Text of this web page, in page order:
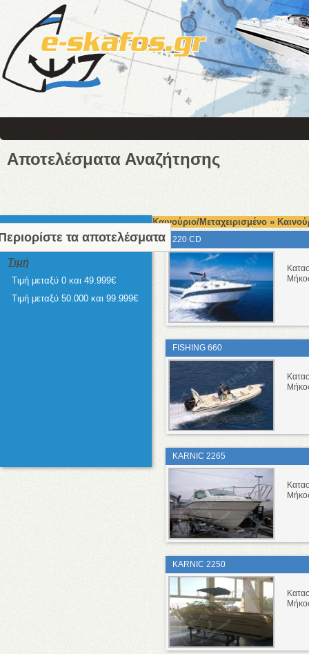
Αποτελέσματα Αναζήτησης
τα αποτελέσματα
Τιμή
Τιμή μεταξύ 0 και 49.999€
Τιμή μεταξύ 50.000 και 99.999€
Καινούριο/Μεταχειρισμένο »
220 CD
FISHING 660
KARNIC 2265
KARNIC 2250